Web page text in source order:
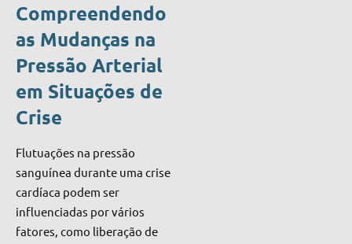
Compreendendo
as Mudanças na
Pressão Arterial
em Situações de
Crise
Flutuações na pressão
sanguínea durante uma crise
cardíaca podem ser
influenciadas por vários
fatores, como liberação de